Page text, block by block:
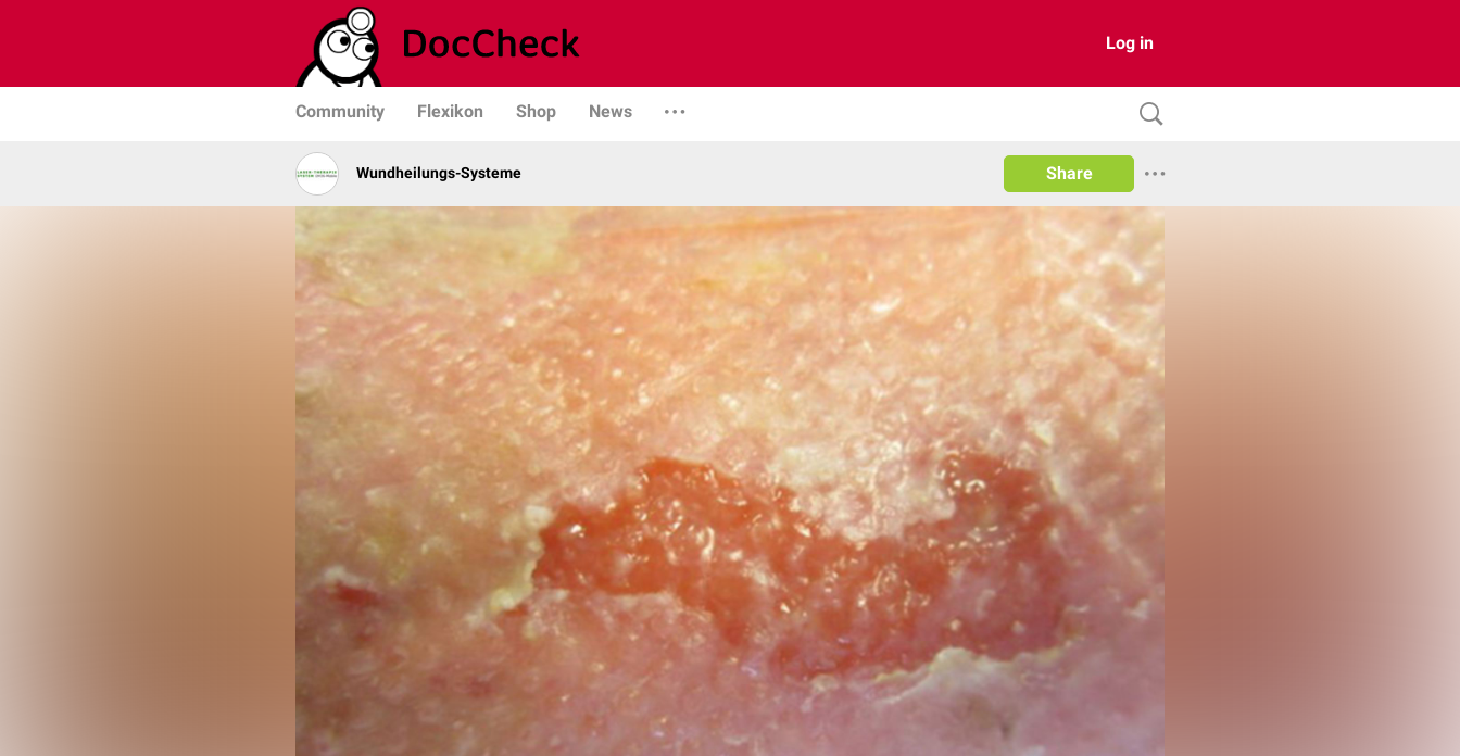
Log in
Community Flexikon Shop News
Wundheilungs-Systeme Share